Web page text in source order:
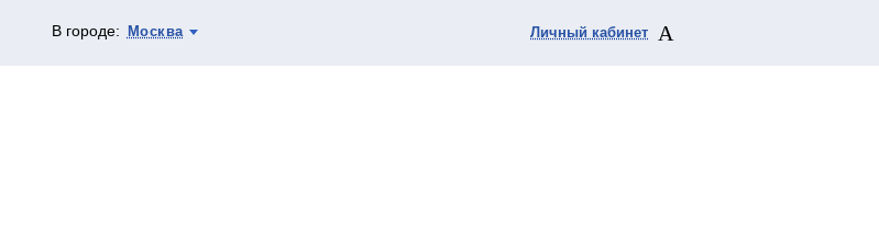
В городе: Москва Личный кабинет